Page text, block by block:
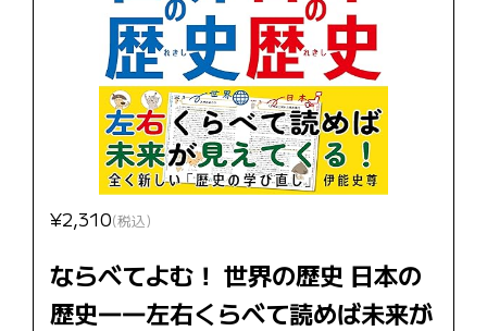
¥2,310(税込)
ならべてよむ！ 世界の歴史 日本の
歴史――左右くらべて読めば未来が